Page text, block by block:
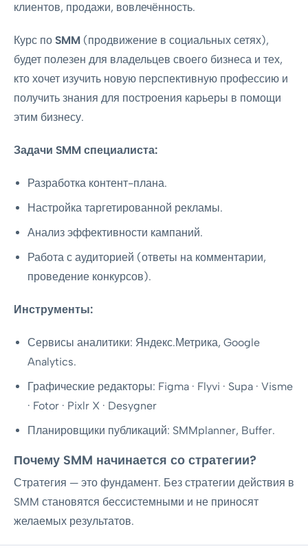
клиентов, продажи, вовлечённость.
Курс по SMM (продвижение в социальных сетях),
будет полезен для владельцев своего бизнеса и тех,
кто хочет изучить новую перспективную профессию и
получить знания для построения карьеры в помощи
этим бизнесу.
Задачи SMM специалиста:
Разработка контент-плана.
Настройка таргетированной рекламы.
Анализ эффективности кампаний.
Работа с аудиторией (ответы на комментарии,
проведение конкурсов).
Инструменты:
Сервисы аналитики: Яндекс.Метрика, Google
Analytics.
Графические редакторы: Figma · Flyvi · Supa · Visme
· Fotor · Pixlr X · Desygner
Планировщики публикаций: SMMplanner, Buffer.
Почему SMM начинается со стратегии?
Стратегия — это фундамент. Без стратегии действия в
SMM становятся бессистемными и не приносят
желаемых результатов.